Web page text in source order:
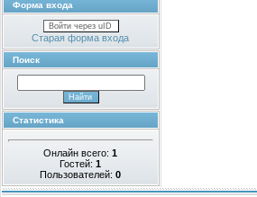
Форма входа
Войти через uID
Старая форма входа
Поиск
Статистика
Онлайн всего:1
Гостей:1
Пользователей:0